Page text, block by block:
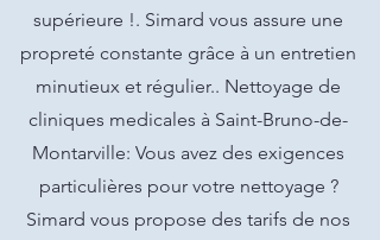
supérieure !. Simard vous assure une
propreté constante grâce à un entretien
minutieux et régulier.. Nettoyage de
cliniques medicales à Saint-Bruno-de-
Montarville: Vous avez des exigences
particulières pour votre nettoyage ?
Simard vous propose des tarifs de nos